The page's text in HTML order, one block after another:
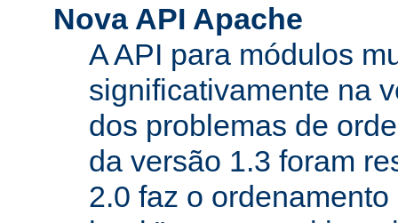
Nova API Apache
A API para módulos
significativamente na
dos problemas de
da versão 1.3 foram
2.0 faz o